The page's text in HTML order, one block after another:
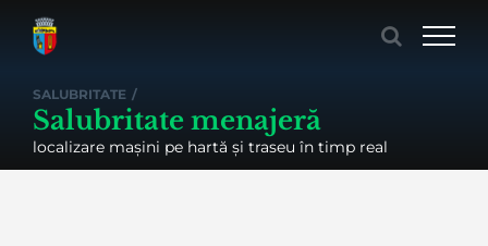
SALUBRITATE /
Salubritate menajeră
localizare mașini pe hartă și traseu în timp real